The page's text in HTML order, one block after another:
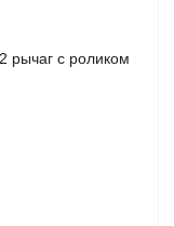
рычаг с роликом